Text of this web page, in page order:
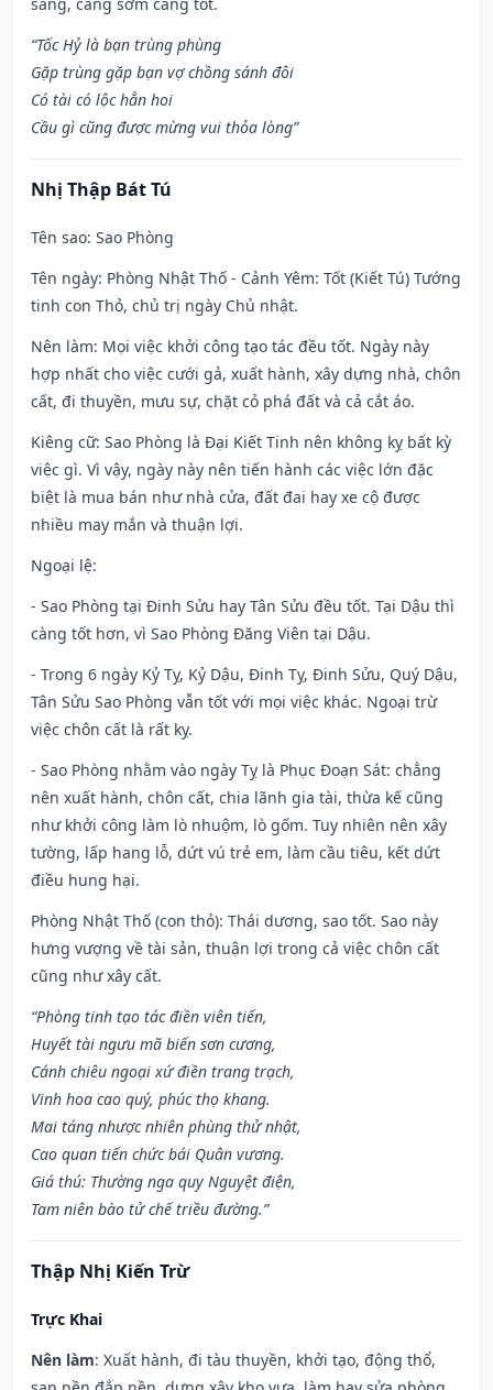
“Tốc Hỷ là bạn trùng phùng
Gặp trùng gặp bạn vợ chồng sánh đôi
Có tài có lộc hẳn hoi
Cầu gì cũng được mừng vui thỏa lòng”
Nhị Thập Bát Tú
Tên sao: Sao Phòng
Tên ngày: Phòng Nhật Thố - Cảnh Yêm: Tốt (Kiết Tú) Tướng
tinh con Thỏ, chủ trị ngày Chủ nhật.
Nên làm: Mọi việc khởi công tạo tác đều tốt. Ngày này
hợp nhất cho việc cưới gả, xuất hành, xây dựng nhà, chôn
cất, đi thuyền, mưu sự, chặt cỏ phá đất và cả cắt áo.
Kiêng cữ: Sao Phòng là Đại Kiết Tinh nên không kỵ bất kỳ
việc gì. Vì vậy, ngày này nên tiến hành các việc lớn đặc
biệt là mua bán như nhà cửa, đất đai hay xe cộ được
nhiều may mắn và thuận lợi.
Ngoại lệ:
- Sao Phòng tại Đinh Sửu hay Tân Sửu đều tốt. Tại Dậu thì
càng tốt hơn, vì Sao Phòng Đăng Viên tại Dậu.
- Trong 6 ngày Kỷ Tỵ, Kỷ Dậu, Đinh Tỵ, Đinh Sửu, Quý Dậu,
Tân Sửu Sao Phòng vẫn tốt với mọi việc khác. Ngoại trừ
việc chôn cất là rất kỵ.
- Sao Phòng nhằm vào ngày Tỵ là Phục Đoạn Sát: chẳng
nên xuất hành, chôn cất, chia lãnh gia tài, thừa kế cũng
như khởi công làm lò nhuộm, lò gốm. Tuy nhiên nên xây
tường, lấp hang lỗ, dứt vú trẻ em, làm cầu tiêu, kết dứt
điều hung hại.
Phòng Nhật Thố (con thỏ): Thái dương, sao tốt. Sao này
hưng vượng về tài sản, thuận lợi trong cả việc chôn cất
cũng như xây cất.
“Phòng tinh tạo tác điền viên tiến,
Huyết tài ngưu mã biến sơn cương,
Cánh chiêu ngoại xứ điền trang trạch,
Vinh hoa cao quý, phúc thọ khang.
Mai táng nhược nhiên phùng thử nhật,
Cao quan tiến chức bái Quân vương.
Giá thú: Thường nga quy Nguyệt điện,
Tam niên bào tử chế triều đường.”
Thập Nhị Kiến Trừ
Trực Khai
Nên làm: Xuất hành, đi tàu thuyền, khởi tạo, động thổ,